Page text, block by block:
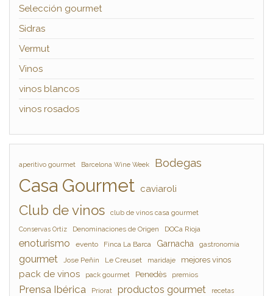
Selección gourmet
Sidras
Vermut
Vinos
vinos blancos
vinos rosados
aperitivo gourmet Barcelona Wine Week Bodegas
Casa Gourmet caviaroli
Club de vinos club de vinos casa gourmet
Conservas Ortiz Denominaciones de Origen DOCa Rioja
enoturismo evento Finca La Barca Garnacha gastronomía
gourmet Jose Peñín Le Creuset maridaje mejores vinos
pack de vinos pack gourmet Penedès premios
Prensa Ibérica Priorat productos gourmet recetas